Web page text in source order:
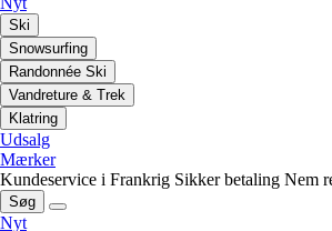
Ski
Snowsurfing
Randonnée Ski
Vandreture & Trek
Klatring
Udsalg
Mærker
Kundeservice i Frankrig Sikker betaling Nem
Søg
Nyt